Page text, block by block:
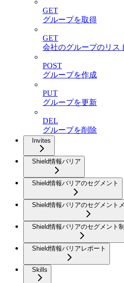
GET
グループを取得
GET
会社のグループのリス
POST
グループを作成
PUT
グループを更新
DEL
グループを削除
Invites
Shield情報バリア
Shield情報バリアのセグメント
Shield情報バリアのセグメント
Shield情報バリアのセグメント
Shield情報バリアレポート
Skills